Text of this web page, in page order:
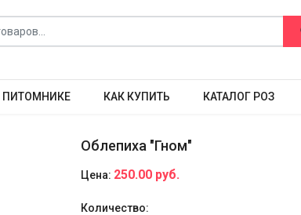
ПИТОМНИКЕ КАК КУПИТЬ КАТАЛОГ РОЗ
Облепиха "Гном"
Цена: 250.00 руб.
Количество: